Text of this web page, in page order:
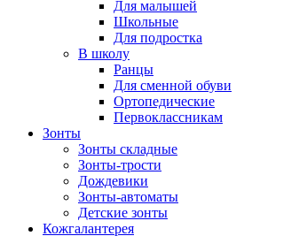
Для малышей
Школьные
Для подростка
В школу
Ранцы
Для сменной обуви
Ортопедические
Первоклассникам
Зонты
Зонты складные
Зонты-трости
Дождевики
Зонты-автоматы
Детские зонты
Кожгалантерея